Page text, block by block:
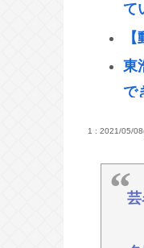
て
東
で
【
1 : 2021/05/